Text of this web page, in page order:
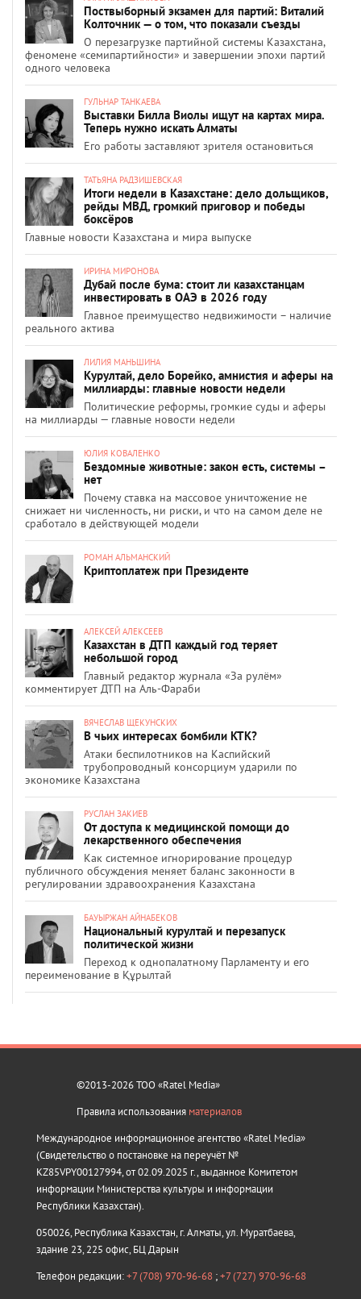
Поствыборный экзамен для партий: Виталий
Колточник — о том, что показали съезды
О перезагрузке партийной системы Казахстана,
феномене «семипартийности» и завершении эпохи партий
одного человека
ГУЛЬНАР ТАНКАЕВА
Выставки Билла Виолы ищут на картах мира.
Теперь нужно искать Алматы
Его работы заставляют зрителя остановиться
ТАТЬЯНА РАДЗИШЕВСКАЯ
Итоги недели в Казахстане: дело дольщиков,
рейды МВД, громкий приговор и победы
боксёров
Главные новости Казахстана и мира выпуске
ИРИНА МИРОНОВА
Дубай после бума: стоит ли казахстанцам
инвестировать в ОАЭ в 2026 году
Главное преимущество недвижимости – наличие
реального актива
ЛИЛИЯ МАНЬШИНА
Курултай, дело Борейко, амнистия и аферы на
миллиарды: главные новости недели
Политические реформы, громкие суды и аферы
на миллиарды — главные новости недели
ЮЛИЯ КОВАЛЕНКО
Бездомные животные: закон есть, системы –
нет
Почему ставка на массовое уничтожение не
снижает ни численность, ни риски, и что на самом деле не
сработало в действующей модели
РОМАН АЛЬМАНСКИЙ
Криптоплатеж при Президенте
АЛЕКСЕЙ АЛЕКСЕЕВ
Казахстан в ДТП каждый год теряет
небольшой город
Главный редактор журнала «За рулём»
комментирует ДТП на Аль-Фараби
ВЯЧЕСЛАВ ЩЕКУНСКИХ
В чьих интересах бомбили КТК?
Атаки беспилотников на Каспийский
трубопроводный консорциум ударили по
экономике Казахстана
РУСЛАН ЗАКИЕВ
От доступа к медицинской помощи до
лекарственного обеспечения
Как системное игнорирование процедур
публичного обсуждения меняет баланс законности в
регулировании здравоохранения Казахстана
БАУЫРЖАН АЙНАБЕКОВ
Национальный курултай и перезапуск
политической жизни
Переход к однопалатному Парламенту и его
переименование в Құрылтай
©2013-2026 ТОО «Ratel Media»
Правила использования материалов
Международное информационное агентство «Ratel Media»
(Свидетельство о постановке на переучёт №
KZ85VPY00127994, от 02.09.2025 г., выданное Комитетом
информации Министерства культуры и информации
Республики Казахстан).
050026, Республика Казахстан, г. Алматы, ул. Муратбаева,
здание 23, 225 офис, БЦ Дарын
Телефон редакции:+7 (708) 970-96-68 ;+7 (727) 970-96-68